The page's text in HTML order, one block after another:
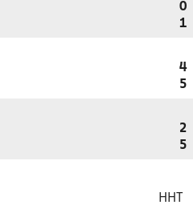
0
1
4
5
2
5
HHT